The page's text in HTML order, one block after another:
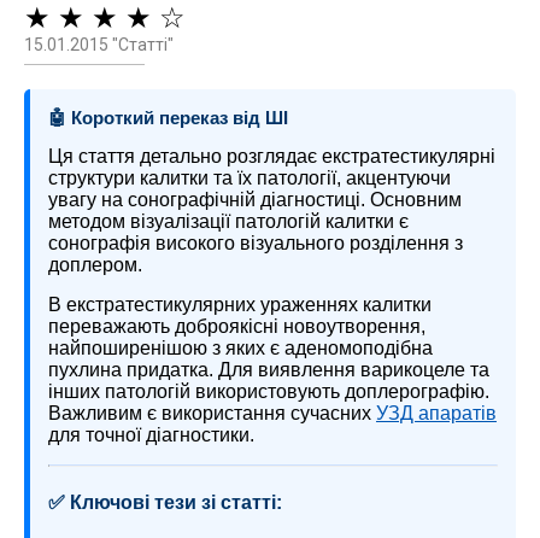
★ ★ ★ ★ ☆
15.01.2015 "Статті"
🤖 Короткий переказ від ШІ
Ця стаття детально розглядає екстратестикулярні
структури калитки та їх патології, акцентуючи
увагу на сонографічній діагностиці. Основним
методом візуалізації патологій калитки є
сонографія високого візуального розділення з
доплером.
В екстратестикулярних ураженнях калитки
переважають доброякісні новоутворення,
найпоширенішою з яких є аденомоподібна
пухлина придатка. Для виявлення варикоцеле та
інших патологій використовують доплерографію.
Важливим є використання сучасних УЗД апаратів
для точної діагностики.
✅ Ключові тези зі статті: